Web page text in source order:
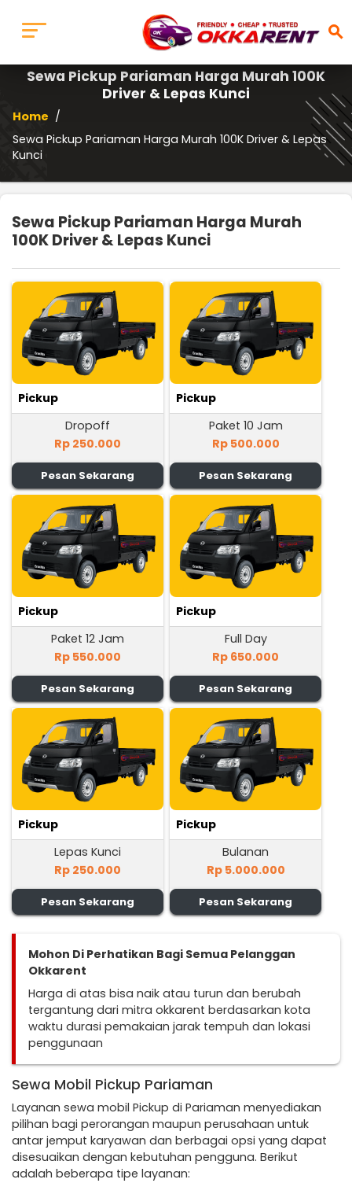
search
Sewa Pickup Pariaman Harga Murah 100K
Driver & Lepas Kunci
Home /
Sewa Pickup Pariaman Harga Murah 100K Driver & Lepas
Kunci
Sewa Pickup Pariaman Harga Murah
100K Driver & Lepas Kunci
Pickup
Dropoff
Rp 250.000
Pesan Sekarang
Pickup
Paket 10 Jam
Rp 500.000
Pesan Sekarang
Pickup
Paket 12 Jam
Rp 550.000
Pesan Sekarang
Pickup
Full Day
Rp 650.000
Pesan Sekarang
Pickup
Lepas Kunci
Rp 250.000
Pesan Sekarang
Pickup
Bulanan
Rp 5.000.000
Pesan Sekarang
Mohon Di Perhatikan Bagi Semua Pelanggan
Okkarent
Harga di atas bisa naik atau turun dan berubah
tergantung dari mitra okkarent berdasarkan kota
waktu durasi pemakaian jarak tempuh dan lokasi
penggunaan
Sewa Mobil Pickup Pariaman
Layanan sewa mobil Pickup di Pariaman menyediakan
pilihan bagi perorangan maupun perusahaan untuk
antar jemput karyawan dan berbagai opsi yang dapat
disesuaikan dengan kebutuhan pengguna. Berikut
adalah beberapa tipe layanan: